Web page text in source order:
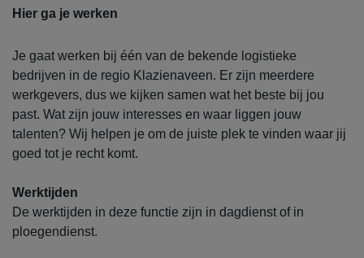
Hier ga je werken
Je gaat werken bij één van de bekende logistieke
bedrijven in de regio Klazienaveen. Er zijn meerdere
werkgevers, dus we kijken samen wat het beste bij jou
past. Wat zijn jouw interesses en waar liggen jouw
talenten? Wij helpen je om de juiste plek te vinden waar jij
goed tot je recht komt.
Werktijden
De werktijden in deze functie zijn in dagdienst of in
ploegendienst.